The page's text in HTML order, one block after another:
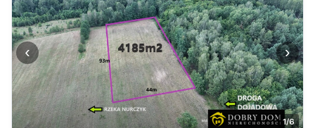
‹ ›
1/6